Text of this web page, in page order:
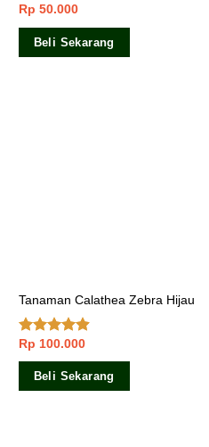
Dinilai5.00
dari 5
Rp 50.000
Beli Sekarang
Tanaman Calathea Zebra Hijau
Dinilai4.60
dari 5
Rp 100.000
Beli Sekarang